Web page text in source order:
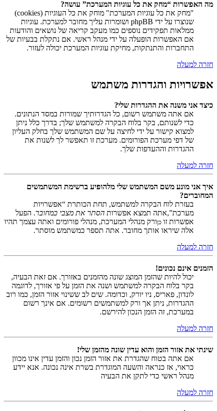
מה האפשרות “מחק את כל עוגיות המערכת” עושה?
"מחק את כל עוגיות המערכת" מוחק את כל העוגיות (cookies)
שנוצרו על ידי phpBB ושומרות עליך מחובר למערכת. עוגיות
ממלאות תפקידים נוספים כמו מעקב קריאה של נושאים והודעות
אם האפשרות הופעלה על ידי מנהל ראשי. אם נתקלת בבעיות של
התחברות והתנתקות, מחיקת עוגיות המערכת יכולה לעזור.
חזרה למעלה
אפשרויות והגדרות משתמש
כיצד אני משנה את ההגדרות שלי?
אם אתה משתמש רשום, כל הגדרותיך שמורות במסד הנתונים.
כדי לשנותם, בקר בלוח הבקרה למשתמש שלך; בדרך כלל ניתן
למצוא קישור על ידי לחיצה על שם המשתמש שלך בחלק העליון
של דפי מערכת הפורומים. מערכת זו תאפשר לך לשנות את
ההגדרות וההעדפות שלך.
חזרה למעלה
איך אני מונע משם המשתמש שלי מלהופיע ברשימת המשתמשים
המחוברים?
בעזרת לוח הבקרה למשתמש, תחת הכותרת “אפשרויות
מערכת”,אתה תמצא אפשרות הסתר את מצבי כמחובר. הפעל
אפשרות זו כןורק מנהלי המערכת, מנהלי פורומים ואתה עצמך תהיו
אלה שיראו אותך מחובר. אתה תספר כמשתמש מוסתר.
חזרה למעלה
הזמנים אינם נכונים!
יכול להיות שהזמן המוצג שונה מהזמנים באזורך. אם זאת הבעיה,
בקר בלוח הבקרה למשתמש ושנה את הזמן על פי אזורך, לדוגמה
לונדון, פאריס, ניו יורק, וכדומה. שים לב ששינוי אזור הזמן, כמו רוב
ההגדרות, ניתן אך ורק למשתמשים רשומים. אם אינך רשום
במערכת, זה הזמן הנכון להירשם.
חזרה למעלה
שינתי את אזור הזמן והוא עדין שונה מהזמן שלי!
אם אתה בטוח שהגדרת את אזור הזמן נכון והזמן עדין אינו מכוון
כראוי, אז כנראה והשעה המוגדרת בשרת אינה נכונה. אנא יידע
מנהל ראשי כדי לתקן את הבעיה
חזרה למעלה